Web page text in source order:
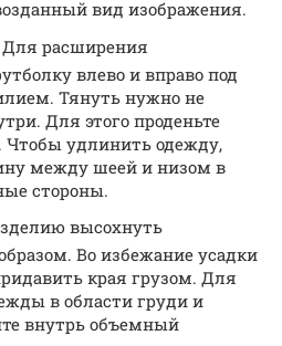
вид изображения.
Для расширения
влево и вправо под
Тянуть нужно не
Для этого проденьте
Чтобы удлинить одежду,
между шеей и низом в
стороны.
высохнуть
Во избежание усадки
края грузом. Для
в области груди и
внутрь объемный